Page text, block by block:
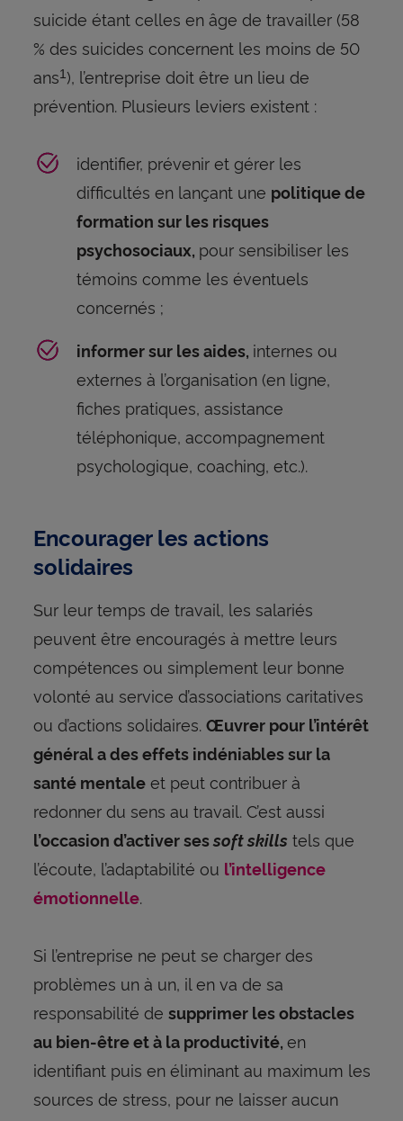
suicide étant celles en âge de travailler (58
% des suicides concernent les moins de 50
ans1 ), l’entreprise doit être un lieu de
prévention. Plusieurs leviers existent :
identifier, prévenir et gérer les
difficultés en lançant une politique de
formation sur les risques
psychosociaux, pour sensibiliser les
témoins comme les éventuels
concernés ;
informer sur les aides, internes ou
externes à l’organisation (en ligne,
fiches pratiques, assistance
téléphonique, accompagnement
psychologique, coaching, etc.).
Encourager les actions
solidaires
Sur leur temps de travail, les salariés
peuvent être encouragés à mettre leurs
compétences ou simplement leur bonne
volonté au service d’associations caritatives
ou d’actions solidaires. Œuvrer pour l’intérêt
général a des effets indéniables sur la
santé mentaleet peut contribuer à
redonner du sens au travail. C’est aussi
l’occasion d’activer sessoft skills tels que
l’écoute, l’adaptabilité ou l’intelligence
émotionnelle.
Si l’entreprise ne peut se charger des
problèmes un à un, il en va de sa
responsabilité de supprimer les obstacles
au bien-être et à la productivité, en
identifiant puis en éliminant au maximum les
sources de stress, pour ne laisser aucun